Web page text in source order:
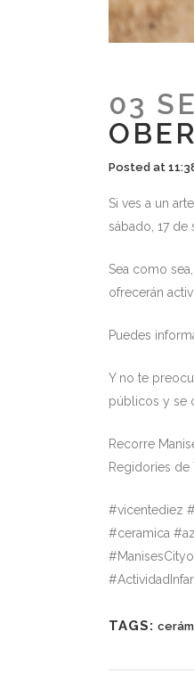
03
Posted at
Si ves a un
sábado, 17
Sea como
ofrecerán
Puedes
Y no te
públicos y se
Recorre
Regidoríes de
#vicentediez
#ceramica
TAGS: